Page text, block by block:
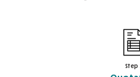
Step